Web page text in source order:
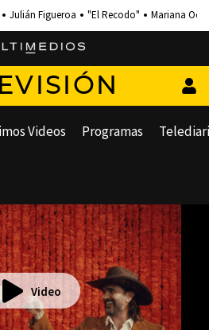
Julián Figueroa "El Recodo" Mariana
Videos Programas
Video